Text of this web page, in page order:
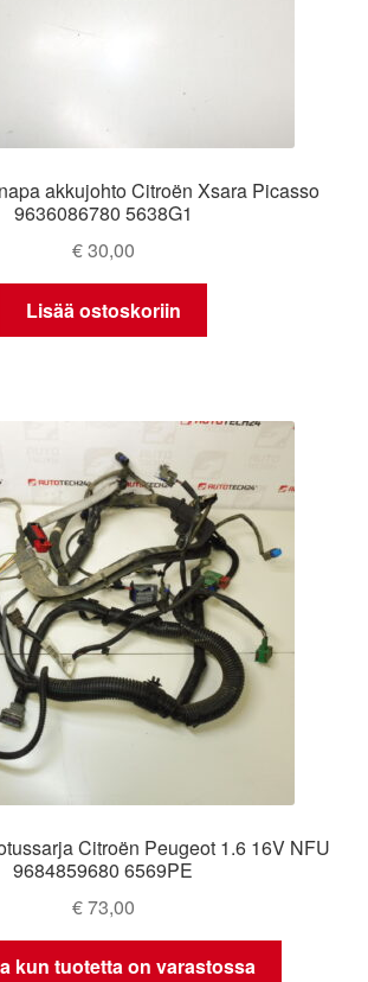
akkujohto Citroën Xsara Picasso
9636086780 5638G1
€30,00
Lisää ostoskoriin
Citroën Peugeot 1.6 16V NFU
9684859680 6569PE
€73,00
kun tuotetta on varastossa